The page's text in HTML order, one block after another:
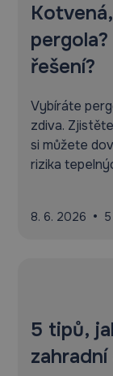
řešení?
Vybíráte
zdiva.
si můžete
rizika
8. 6. 2026 •
5 tipů,